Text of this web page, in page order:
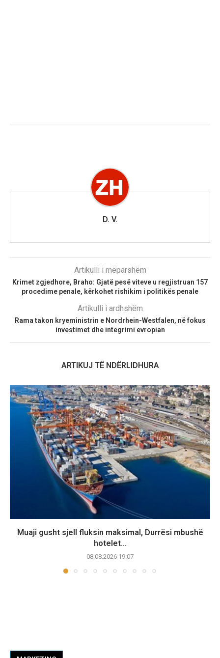
D. V.
Artikulli i mëparshëm
Krimet zgjedhore, Braho: Gjatë pesë viteve u regjistruan 157
procedime penale, kërkohet rishikim i politikës penale
Artikulli i ardhshëm
Rama takon kryeministrin e Nordrhein-Westfalen, në fokus
investimet dhe integrimi evropian
ARTIKUJ TË NDËRLIDHURA
Muaji gusht sjell fluksin maksimal, Durrësi mbushë
hotelet...
08.08.2026 19:07